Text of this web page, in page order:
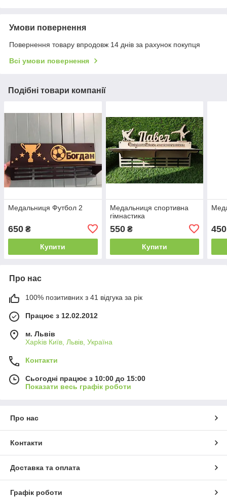
Умови повернення
Повернення товару впродовж 14 днів за рахунок покупця
Всі умови повернення
Подібні товари компанії
Медальниця Футбол 2
650 ₴
Купити
Медальниця спортивна
гімнастика
550₴
Купити
450
Про нас
100% позитивних з 41 відгука за рік
Працює з 12.02.2012
м. Львів
Харkiв Київ, Львів, Україна
Контакти
Сьогодні працює з 10:00 до 15:00
Показати весь графік роботи
Про нас
Контакти
Доставка та оплата
Графік роботи